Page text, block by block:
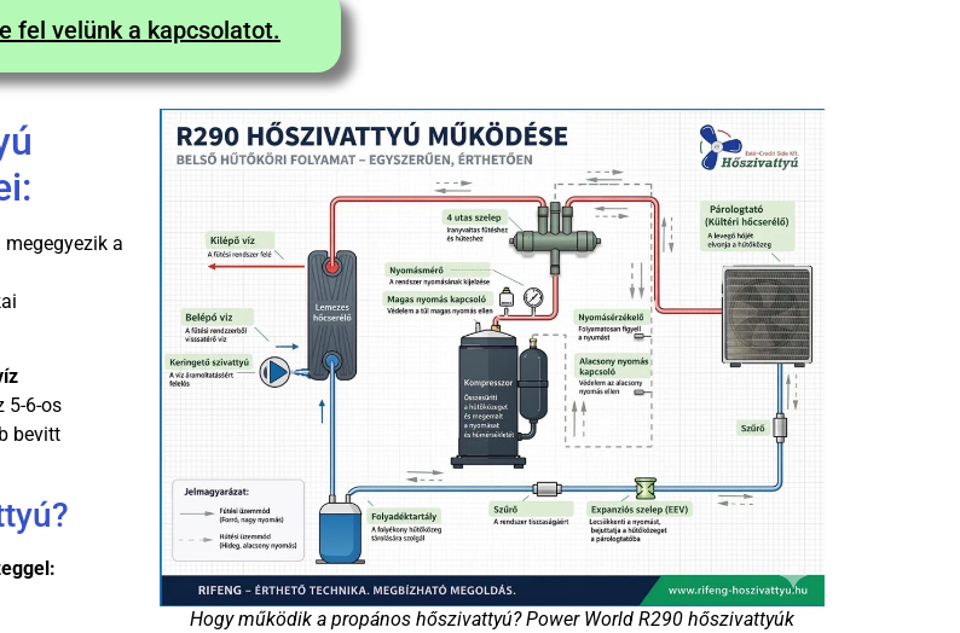
fel velünk a kapcsolatot.
a
5-6-os
bevitt
Hogy működik a propános hőszivattyú? Power World R290 hőszivattyúk